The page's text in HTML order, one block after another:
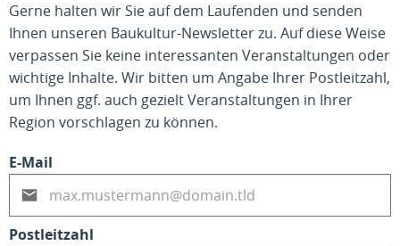
Gerne halten wir Sie auf dem Laufenden und senden
Ihnen unseren Baukultur-Newsletter zu. Auf diese Weise
verpassen Sie keine interessanten Veranstaltungen oder
wichtige Inhalte. Wir bitten um Angabe Ihrer Postleitzahl,
um Ihnen ggf. auch gezielt Veranstaltungen in Ihrer
Region vorschlagen zu können.
E-Mail
Postleitzahl